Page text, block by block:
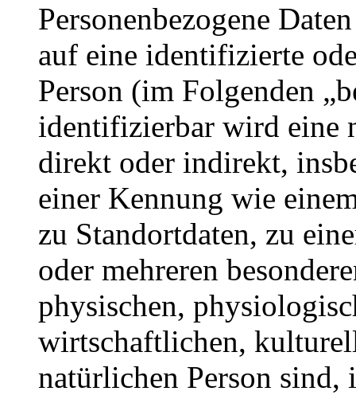
Personenbezogene
auf eine identifizierte
Person (im Folgenden
identifizierbar wird eine
direkt oder indirekt,
einer Kennung wie
zu Standortdaten, zu
oder mehreren
physischen,
wirtschaftlichen,
natürlichen Person